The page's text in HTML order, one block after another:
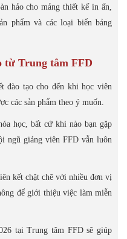
hảo cho mảng thiết kế in ấn,
phẩm và các loại biển bảng
từ Trung tâm FFD
đào tạo cho đến khi học viên
các sản phẩm theo ý muốn.
học, bất cứ khi nào bạn gặp
ngũ giảng viên FFD vẫn luôn
kết chặt chẽ với nhiều đơn vị
để giới thiệu việc làm miễn
tại Trung tâm FFD sẽ giúp